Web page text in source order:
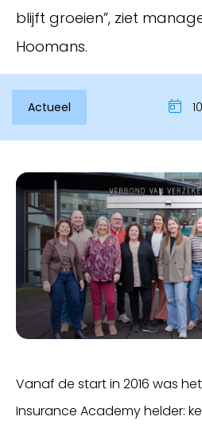
blijft groeien”, ziet
Hoomans.
Actueel
Vanaf de start in 2016 was
Insurance Academy helder: